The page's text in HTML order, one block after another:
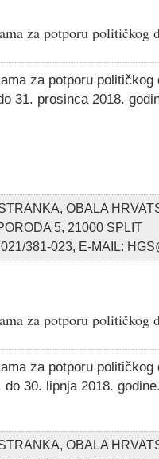
za potporu političkog
za potporu političkog
31. prosinca 2018.
OBALA
5, 21000 SPLIT
381-023, E-MAIL:
za potporu političkog
za potporu političkog
30. lipnja 2018.
OBALA